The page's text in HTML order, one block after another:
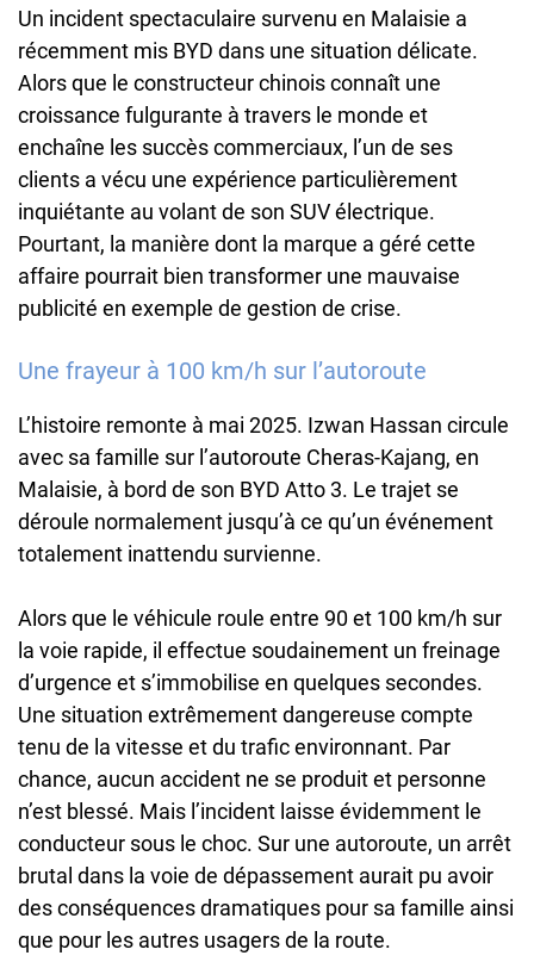
Un incident spectaculaire survenu en Malaisie a
récemment mis BYD dans une situation délicate.
Alors que le constructeur chinois connaît une
croissance fulgurante à travers le monde et
enchaîne les succès commerciaux, l’un de ses
clients a vécu une expérience particulièrement
inquiétante au volant de son SUV électrique.
Pourtant, la manière dont la marque a géré cette
affaire pourrait bien transformer une mauvaise
publicité en exemple de gestion de crise.
Une frayeur à 100 km/h sur l’autoroute
L’histoire remonte à mai 2025. Izwan Hassan circule
avec sa famille sur l’autoroute Cheras-Kajang, en
Malaisie, à bord de son BYD Atto 3. Le trajet se
déroule normalement jusqu’à ce qu’un événement
totalement inattendu survienne.
Alors que le véhicule roule entre 90 et 100 km/h sur
la voie rapide, il effectue soudainement un freinage
d’urgence et s’immobilise en quelques secondes.
Une situation extrêmement dangereuse compte
tenu de la vitesse et du trafic environnant. Par
chance, aucun accident ne se produit et personne
n’est blessé. Mais l’incident laisse évidemment le
conducteur sous le choc. Sur une autoroute, un arrêt
brutal dans la voie de dépassement aurait pu avoir
des conséquences dramatiques pour sa famille ainsi
que pour les autres usagers de la route.